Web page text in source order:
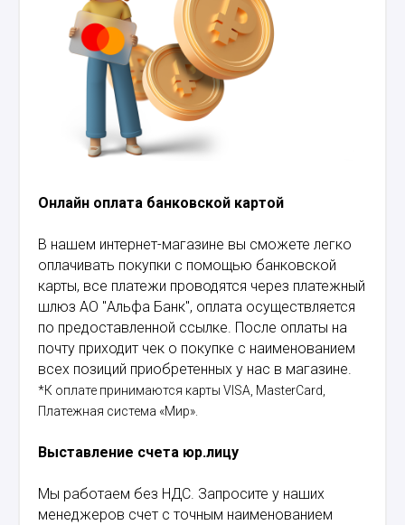
Онлайн оплата банковской картой
В нашем интернет-магазине вы сможете легко
оплачивать покупки с помощью банковской
карты, все платежи проводятся через платежный
шлюз АО "Альфа Банк", оплата осуществляется
по предоставленной ссылке. После оплаты на
почту приходит чек о покупке с наименованием
всех позиций приобретенных у нас в магазине.
*К оплате принимаются карты VISA, MasterCard,
Платежная система «Мир».
Выставление счета юр.лицу
Мы работаем без НДС. Запросите у наших
менеджеров счет с точным наименованием